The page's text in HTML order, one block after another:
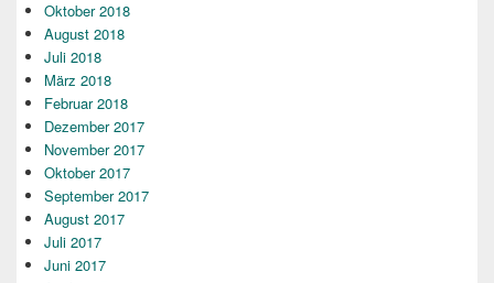
Oktober 2018
August 2018
Juli 2018
März 2018
Februar 2018
Dezember 2017
November 2017
Oktober 2017
September 2017
August 2017
Juli 2017
Juni 2017